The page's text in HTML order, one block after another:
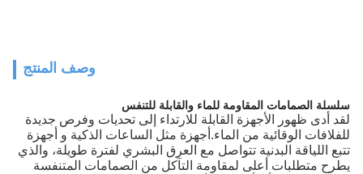
وصف المنتج
سلسلة الصمامات المقاومة للماء والقابلة للتنفس
لقد أدى ظهور الأجهزة القابلة للارتداء إلى تحديات وفرص جديدة
للفلافات الوقائية من الماء.أجهزة مثل الساعات الذكية و أجهزة
تتبع اللياقة البدنية تتواصل مع العرق البشري لفترة طويلة، والذي
يطرح متطلبات أعلى لمقاومة التآكل من الصمامات المتنفسة